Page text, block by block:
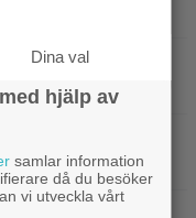
våld och
från 2008
Dina val
hjälp av
samlar information
då du besöker
vi utveckla vårt